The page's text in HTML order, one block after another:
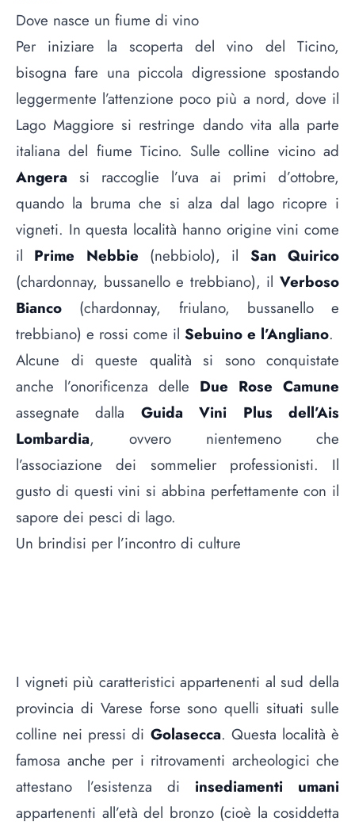
Dove nasce un fiume di vino
Per iniziare la scoperta del vino del Ticino,
bisogna fare una piccola digressione spostando
leggermente l’attenzione poco più a nord, dove il
Lago Maggiore si restringe dando vita alla parte
italiana del fiume Ticino. Sulle colline vicino ad
Angera si raccoglie l’uva ai primi d’ottobre,
quando la bruma che si alza dal lago ricopre i
vigneti. In questa località hanno origine vini come
il Prime Nebbie (nebbiolo), il San Quirico
(chardonnay, bussanello e trebbiano), il Verboso
Bianco (chardonnay, friulano, bussanello e
trebbiano) e rossi come il Sebuino e l’Angliano.
Alcune di queste qualità si sono conquistate
anche l’onorificenza delle Due Rose Camune
assegnate dalla Guida Vini Plus dell’Ais
Lombardia, ovvero nientemeno che
l’associazione dei sommelier professionisti. Il
gusto di questi vini si abbina perfettamente con il
sapore dei pesci di lago.
Un brindisi per l’incontro di culture
I vigneti più caratteristici appartenenti al sud della
provincia di Varese forse sono quelli situati sulle
colline nei pressi di Golasecca. Questa località è
famosa anche per i ritrovamenti archeologici che
attestano l’esistenza di insediamenti umani
appartenenti all’età del bronzo (cioè la cosiddetta